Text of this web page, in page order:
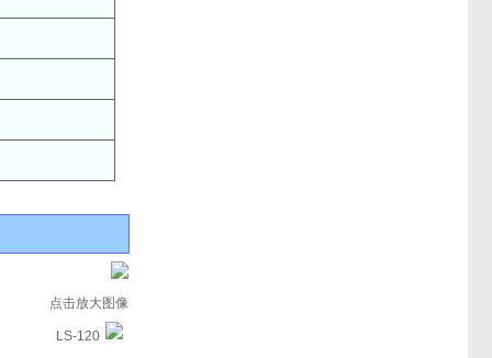
点击放大图像
LS-120